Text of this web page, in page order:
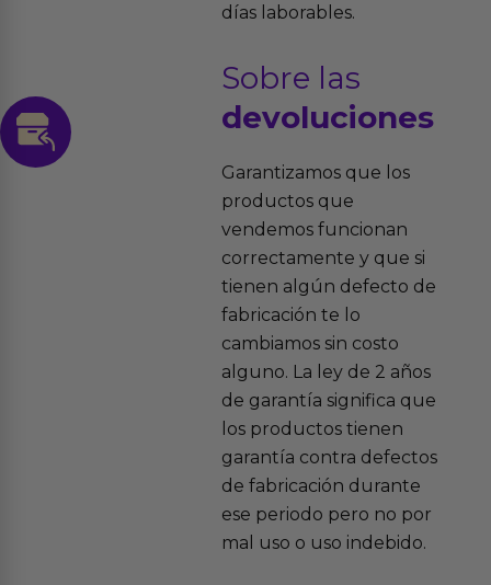
días laborables.
Sobre las
devoluciones
Garantizamos que los
productos que
vendemos funcionan
correctamente y que si
tienen algún defecto de
fabricación te lo
cambiamos sin costo
alguno. La ley de 2 años
de garantía significa que
los productos tienen
garantía contra defectos
de fabricación durante
ese periodo pero no por
mal uso o uso indebido.